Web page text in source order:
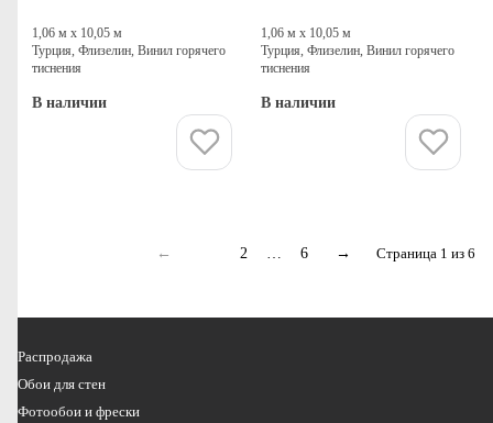
1,06 м х 10,05 м
Турция, Флизелин, Винил горячего
тиснения
В наличии
1,06 м х 10,05 м
Турция, Флизелин, Винил горячего
тиснения
В наличии
← 2 … 6 → Страница 1 из 6
Распродажа
Обои для стен
Фотообои и фрески